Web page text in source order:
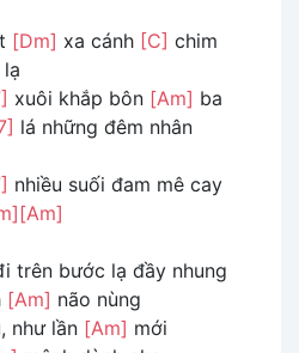
[Dm] xa cánh [C] chim
xuôi khắp bôn [Am] ba
lá những đêm nhân
nhiều suối đam mê cay
[Am]
trên bước lạ đầy nhung
[Am] não nùng
như lần [Am] mới